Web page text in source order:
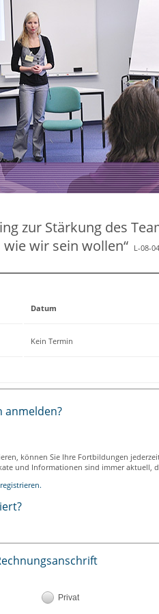
zur Stärkung des
wir sein wollen“ L-08-
Datum
Kein Termin
anmelden?
können Sie Ihre Fortbildungen
und Informationen sind immer aktuell,
Privat